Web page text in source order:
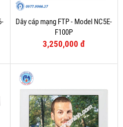
Dây cáp mạng FTP - Model NC5E-
F100P
3,250,000 đ